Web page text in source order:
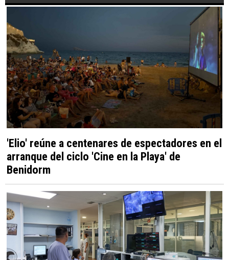
'Elio' reúne a centenares de espectadores en el
arranque del ciclo 'Cine en la Playa' de
Benidorm